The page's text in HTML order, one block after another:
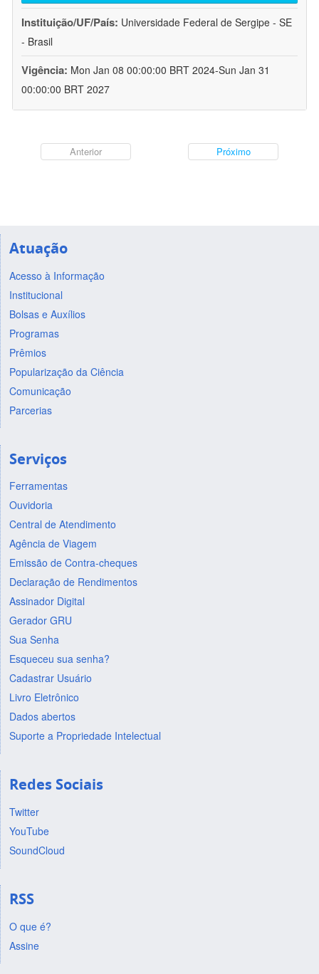
Instituição/UF/País: Universidade Federal de Sergipe - SE
- Brasil
Vigência: Mon Jan 08 00:00:00 BRT 2024-Sun Jan 31
00:00:00 BRT 2027
Anterior Próximo
Atuação
Acesso à Informação
Institucional
Bolsas e Auxílios
Programas
Prêmios
Popularização da Ciência
Comunicação
Parcerias
Serviços
Ferramentas
Ouvidoria
Central de Atendimento
Agência de Viagem
Emissão de Contra-cheques
Declaração de Rendimentos
Assinador Digital
Gerador GRU
Sua Senha
Esqueceu sua senha?
Cadastrar Usuário
Livro Eletrônico
Dados abertos
Suporte a Propriedade Intelectual
Redes Sociais
Twitter
YouTube
SoundCloud
RSS
O que é?
Assine